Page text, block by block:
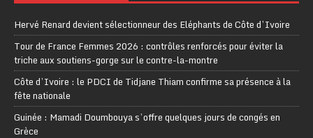
Hervé Renard devient sélectionneur des Eléphants de Côte d’Ivoire
Tour de France Femmes 2026 : contrôles renforcés pour éviter la
triche aux soutiens-gorge sur le contre-la-montre
Côte d’Ivoire : le PDCI de Tidjane Thiam confirme sa présence à la
fête nationale
Guinée : Mamadi Doumbouya s’offre quelques jours de congés en
Grèce